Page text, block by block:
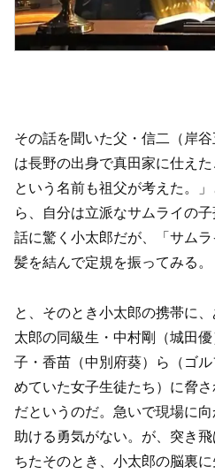
その話を聞いた父・信二（岸
は長野の出身で真田家に仕え
という名前も祖父が考えた。
ら、自分は立派なサムライの
話に驚く小太郎だが、「サムラ
髪を結んで定規を振ってみる。
と、そのとき小太郎の携帯に
太郎の同級生・中村剛（城田
子・香苗（中別府葵）ら（ゴ
めていた女子生徒たち）に脅
だというのだ。急いで現場に
助ける勇気がない。が、突き
ちたそのとき、小太郎の脳裏に